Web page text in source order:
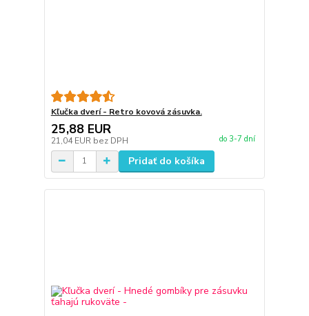
Kľučka dverí - Retro kovová zásuvka.
25,88 EUR
21,04 EUR bez DPH do 3-7 dní
Pridať do košíka